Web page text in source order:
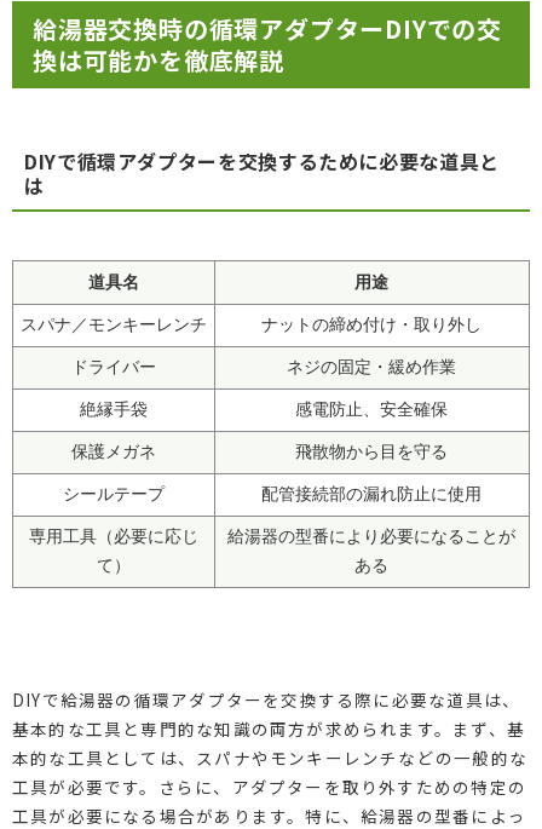
給湯器交換時の循環アダプターDIYでの交
換は可能かを徹底解説
DIYで循環アダプターを交換するために必要な道具と
は
道具名 用途
スパナ／モンキーレンチ ナットの締め付け・取り外し
ドライバー ネジの固定・緩め作業
絶縁手袋 感電防止、安全確保
保護メガネ 飛散物から目を守る
シールテープ 配管接続部の漏れ防止に使用
専用工具（必要に応じ
て）
給湯器の型番により必要になることが
ある
DIYで給湯器の循環アダプターを交換する際に必要な道具は、
基本的な工具と専門的な知識の両方が求められます。まず、基
本的な工具としては、スパナやモンキーレンチなどの一般的な
工具が必要です。さらに、アダプターを取り外すための特定の
工具が必要になる場合があります。特に、給湯器の型番によっ